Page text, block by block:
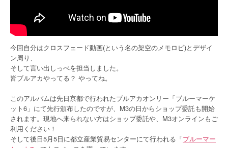
今回自分はクロスフェード動画(という名の架空のメモロビ)とデザイ
ン周り、
そして言い出しっぺを担当しました。
皆ブルアカやってる？ やってね。
このアルバムは先日京都で行われたブルアカオンリー「ブルーマーケ
ット6」にて先行頒布したのですが、M3の日からショップ委託も開始
されます。現地へ来られない方はショップ委託や、M3オンラインもご
利用ください！
そして後日5月5日に都立産業貿易センターにて行われる「ブルーマー